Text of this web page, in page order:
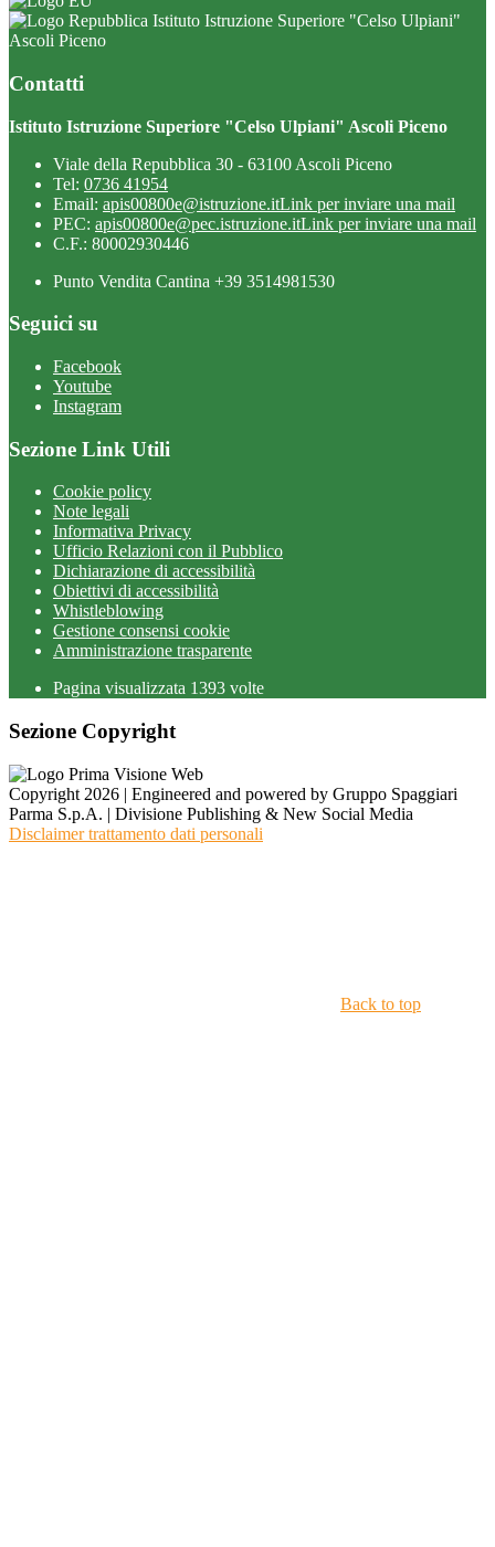
Istituto Istruzione Superiore "Celso Ulpiani"
Ascoli Piceno
Contatti
Istituto Istruzione Superiore "Celso Ulpiani" Ascoli Piceno
Viale della Repubblica 30 - 63100 Ascoli Piceno
Tel: 0736 41954
Email: apis00800e@istruzione.itLink per inviare una mail
PEC: apis00800e@pec.istruzione.itLink per inviare una mail
C.F.: 80002930446
Punto Vendita Cantina +39 3514981530
Seguici su
Facebook
Youtube
Instagram
Sezione Link Utili
Cookie policy
Note legali
Informativa Privacy
Ufficio Relazioni con il Pubblico
Dichiarazione di accessibilità
Obiettivi di accessibilità
Whistleblowing
Gestione consensi cookie
Amministrazione trasparente
Pagina visualizzata 1393 volte
Sezione Copyright
Copyright 2026 | Engineered and powered by Gruppo Spaggiari
Parma S.p.A. | Divisione Publishing & New Social Media
Disclaimer trattamento dati personali
Back to top